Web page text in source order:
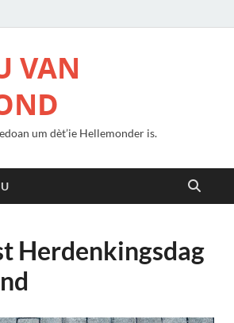
VAN
um dèt’ie Hellemonder is.
Herdenkingsdag